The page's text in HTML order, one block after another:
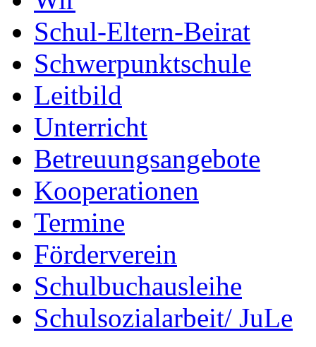
Schul-Eltern-Beirat
Schwerpunktschule
Leitbild
Unterricht
Betreuungsangebote
Kooperationen
Termine
Förderverein
Schulbuchausleihe
Schulsozialarbeit/ JuLe